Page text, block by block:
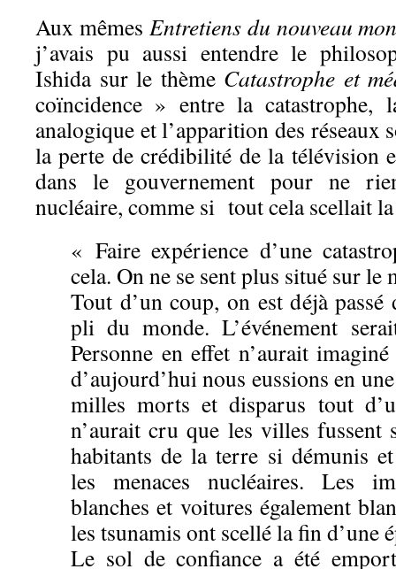
Aux mêmes Entretiens du nouveau
j’avais pu aussi entendre le
Ishida sur le thème Catastrophe et
coïncidence » entre la
analogique et l’apparition des réseaux
la perte de crédibilité de la télévision
dans le gouvernement pour ne
nucléaire, comme si tout cela scellait
« Faire expérience d’une
cela. On ne se sent plus situé sur le
Tout d’un coup, on est déjà passé
pli du monde. L’événement
Personne en effet n’aurait
d’aujourd’hui nous eussions en
milles morts et disparus tout
n’aurait cru que les villes fussent
habitants de la terre si démunis et
les menaces nucléaires. Les
blanches et voitures également
les tsunamis ont scellé la fin d’une
Le sol de confiance a été